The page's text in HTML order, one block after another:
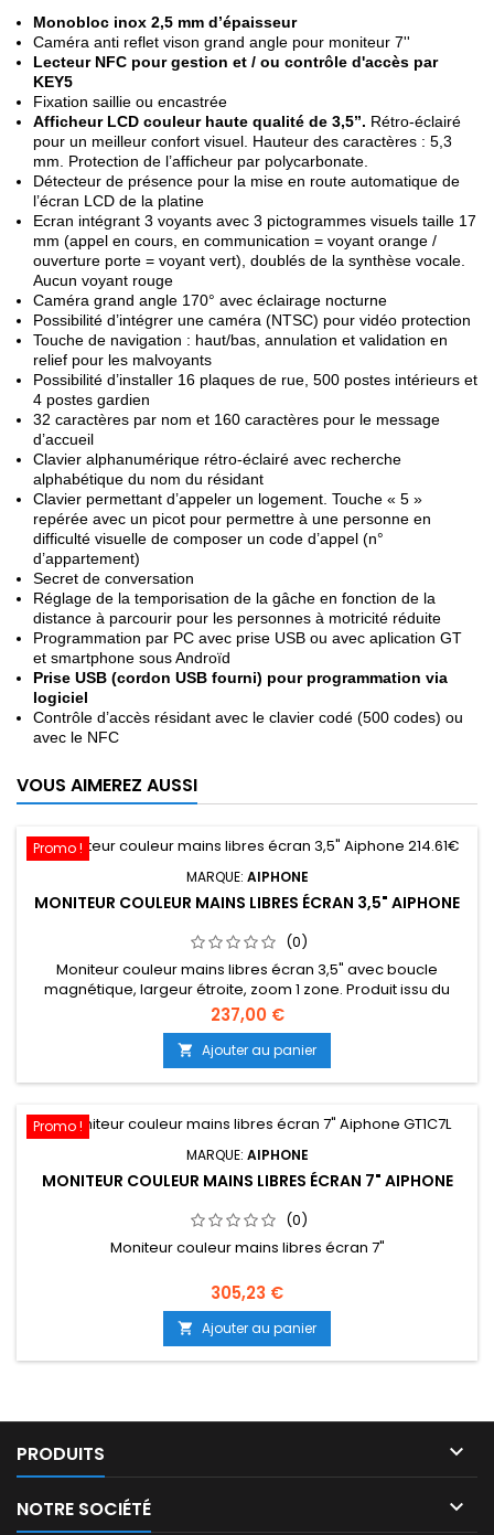
Monobloc inox 2,5 mm d’épaisseur
Caméra anti reflet vison grand angle pour moniteur 7''
Lecteur NFC pour gestion et / ou contrôle d'accès par
KEY5
Fixation saillie ou encastrée
Afficheur LCD couleur haute qualité de 3,5’’. Rétro-éclairé
pour un meilleur confort visuel. Hauteur des caractères : 5,3
mm. Protection de l’afficheur par polycarbonate.
Détecteur de présence pour la mise en route automatique de
l’écran LCD de la platine
Ecran intégrant 3 voyants avec 3 pictogrammes visuels taille 17
mm (appel en cours, en communication = voyant orange /
ouverture porte = voyant vert), doublés de la synthèse vocale.
Aucun voyant rouge
Caméra grand angle 170° avec éclairage nocturne
Possibilité d’intégrer une caméra (NTSC) pour vidéo protection
Touche de navigation : haut/bas, annulation et validation en
relief pour les malvoyants
Possibilité d’installer 16 plaques de rue, 500 postes intérieurs et
4 postes gardien
32 caractères par nom et 160 caractères pour le message
d’accueil
Clavier alphanumérique rétro-éclairé avec recherche
alphabétique du nom du résidant
Clavier permettant d’appeler un logement. Touche « 5 »
repérée avec un picot pour permettre à une personne en
difficulté visuelle de composer un code d’appel (n°
d’appartement)
Secret de conversation
Réglage de la temporisation de la gâche en fonction de la
distance à parcourir pour les personnes à motricité réduite
Programmation par PC avec prise USB ou avec aplication GT
et smartphone sous Androïd
Prise USB (cordon USB fourni) pour programmation via
logiciel
Contrôle d’accès résidant avec le clavier codé (500 codes) ou
avec le NFC
VOUS AIMEREZ AUSSI
Promo !
MARQUE: AIPHONE
MONITEUR COULEUR MAINS LIBRES ÉCRAN 3,5" AIPHONE
(0)
Moniteur couleur mains libres écran 3,5" avec boucle
magnétique, largeur étroite, zoom 1 zone. Produit issu du
circuit commercial Français Stock 68 pièces
237,00 €
 Ajouter au panier
Promo !
MARQUE: AIPHONE
MONITEUR COULEUR MAINS LIBRES ÉCRAN 7" AIPHONE
(0)
Moniteur couleur mains libres écran 7"
305,23 €
 Ajouter au panier
PRODUITS 
NOTRE SOCIÉTÉ 